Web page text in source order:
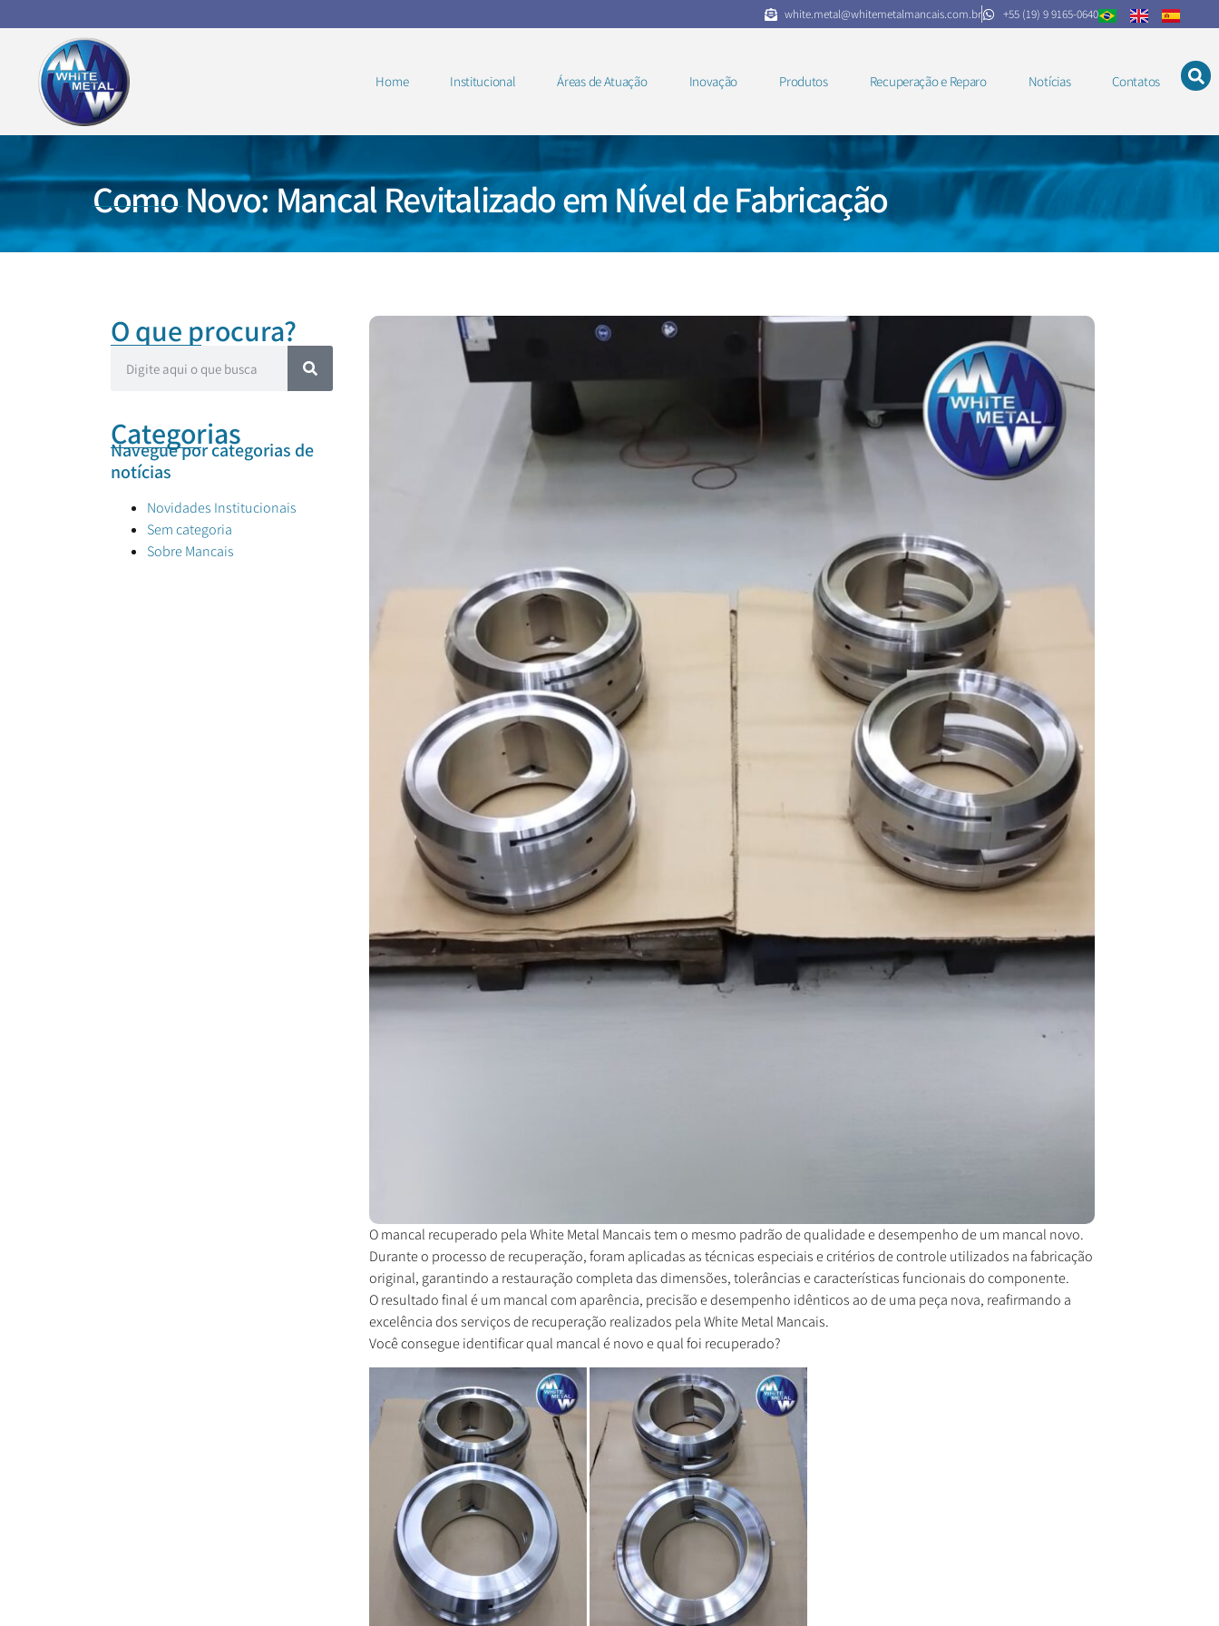
white.metal@whitemetalmancais.com.br +55 (19) 9 9165-0640
Home Institucional Áreas de Atuação Inovação Produtos Recuperação e Reparo Notícias Contatos
Como Novo: Mancal Revitalizado em Nível de Fabricação
O que procura?
Categorias
Navegue por categorias de
notícias
Novidades Institucionais
Sem categoria
Sobre Mancais
O mancal recuperado pela White Metal Mancais tem o mesmo padrão de qualidade e desempenho de um mancal novo.
Durante o processo de recuperação, foram aplicadas as técnicas especiais e critérios de controle utilizados na fabricação
original, garantindo a restauração completa das dimensões, tolerâncias e características funcionais do componente.
O resultado final é um mancal com aparência, precisão e desempenho idênticos ao de uma peça nova, reafirmando a
excelência dos serviços de recuperação realizados pela White Metal Mancais.
Você consegue identificar qual mancal é novo e qual foi recuperado?